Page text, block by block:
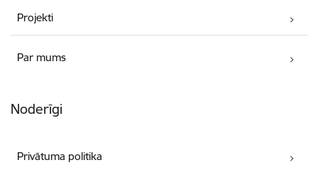
Projekti
Par mums
Noderīgi
Privātuma politika